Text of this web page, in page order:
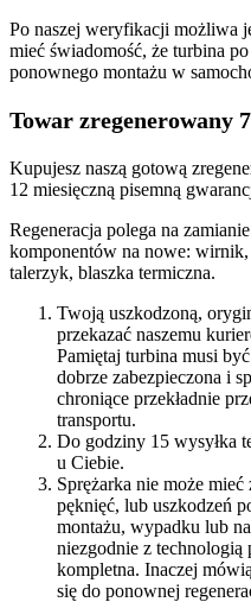
Po naszej weryfikacji możliwa
mieć świadomość, że turbina
ponownego montażu w
Towar zregenerowany
Kupujesz naszą gotową
12 miesięczną pisemną
Regeneracja polega na
komponentów na nowe: wirnik,
talerzyk, blaszka termiczna.
Twoją uszkodzoną,
przekazać naszemu
Pamiętaj turbina musi
dobrze zabezpieczona i
chroniące przekładnie
transportu.
Do godziny 15 wysyłka
u Ciebie.
Sprężarka nie może
pęknięć, lub uszkodzeń
montażu, wypadku lub
niezgodnie z technologią
kompletna. Inaczej
się do ponownej